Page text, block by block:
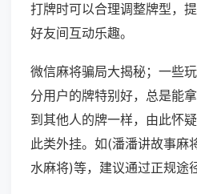
打牌时可以合理调整牌型，
好友间互动乐趣。
微信麻将骗局大揭秘；一些
分用户的牌特别好，总是能
到其他人的牌一样，由此怀
此类外挂。如(潘潘讲故事麻
水麻将)等，建议通过正规途